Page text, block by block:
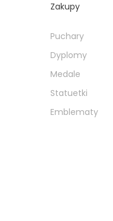
Zakupy
Puchary
Dyplomy
Medale
Statuetki
Emblematy